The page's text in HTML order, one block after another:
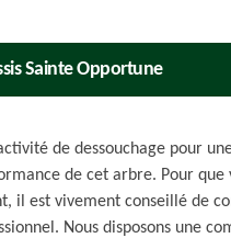
Sainte Opportune
de dessouchage pour
de cet arbre. Pour que
il est vivement conseillé de
Nous disposons une